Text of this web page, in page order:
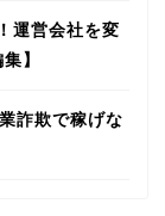
運営会社を変
】
詐欺で稼げな